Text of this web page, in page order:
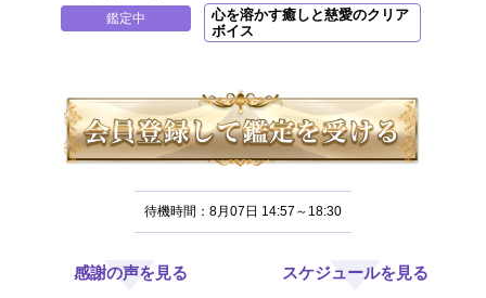
鑑定中
心を溶かす癒しと慈愛のクリア
ボイス
待機時間：8月07日 14:57～18:30
感謝の声を見る スケジュールを見る